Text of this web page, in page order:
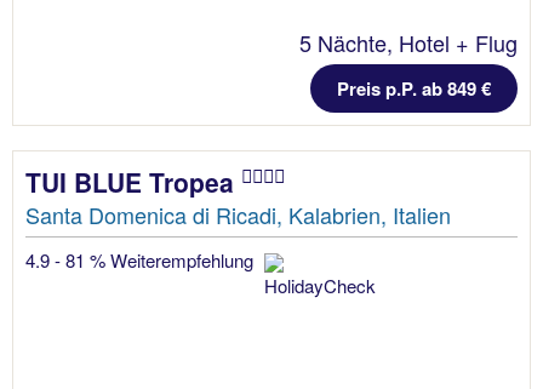
5 Nächte, Hotel + Flug
Preis p.P. ab 849 €
TUI BLUE Tropea
Santa Domenica di Ricadi, Kalabrien, Italien
4.9 - 81 % Weiterempfehlung